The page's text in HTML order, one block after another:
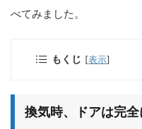
べてみました。
もくじ [表示]
換気時、ドアは完全